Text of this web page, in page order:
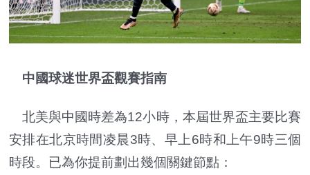
中國球迷世界盃觀賽指南
北美與中國時差為12小時，本屆世界盃主要比賽
安排在北京時間凌晨3時、早上6時和上午9時三個
時段。已為你提前劃出幾個關鍵節點：